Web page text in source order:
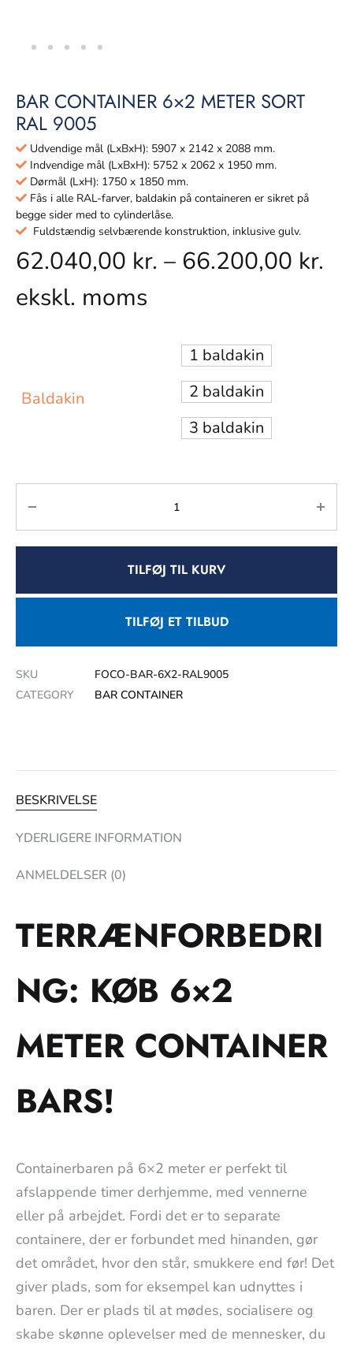
BAR CONTAINER 6×2 METER SORT
RAL 9005
Udvendige mål (LxBxH): 5907 x 2142 x 2088 mm.
Indvendige mål (LxBxH): 5752 x 2062 x 1950 mm.
Dørmål (LxH): 1750 x 1850 mm.
Fås i alle RAL-farver, baldakin på containeren er sikret på
begge sider med to cylinderlåse.
Fuldstændig selvbærende konstruktion, inklusive gulv.
62.040,00 kr. – 66.200,00 kr.
ekskl. moms
Baldakin
1 baldakin
2 baldakin
3 baldakin
TILFØJ TIL KURV
TILFØJ ET TILBUD
SKU
FOCO-BAR-6X2-RAL9005
CATEGORY
BAR CONTAINER
BESKRIVELSE
YDERLIGERE INFORMATION
ANMELDELSER (0)
TERRÆNFORBEDRI
NG: KØB 6×2
METER CONTAINER
BARS!
Containerbaren på 6×2 meter er perfekt til
afslappende timer derhjemme, med vennerne
eller på arbejdet. Fordi det er to separate
containere, der er forbundet med hinanden, gør
det området, hvor den står, smukkere end før! Det
giver plads, som for eksempel kan udnyttes i
baren. Der er plads til at mødes, socialisere og
skabe skønne oplevelser med de mennesker, du